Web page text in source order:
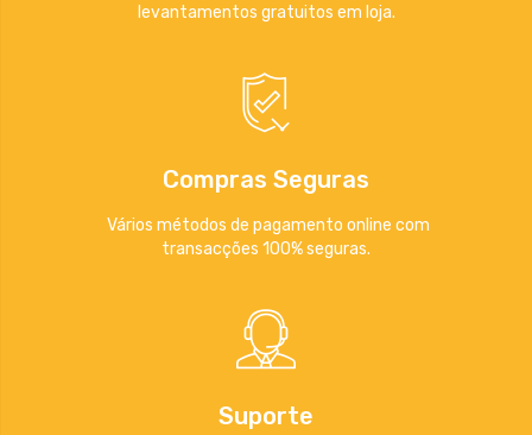
levantamentos gratuitos em loja.
Compras Seguras
Vários métodos de pagamento online com
transacções 100% seguras.
Suporte